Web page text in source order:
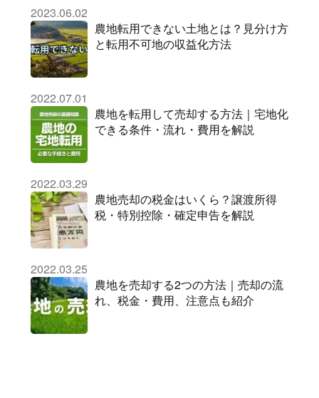
2023.06.02
農地転用できない土地とは？見分け方
と転用不可地の収益化方法
2022.07.01
農地を転用して売却する方法｜宅地化
できる条件・流れ・費用を解説
2022.03.29
農地売却の税金はいくら？譲渡所得
税・特別控除・確定申告を解説
2022.03.25
農地を売却する2つの方法｜売却の流
れ、税金・費用、注意点も紹介